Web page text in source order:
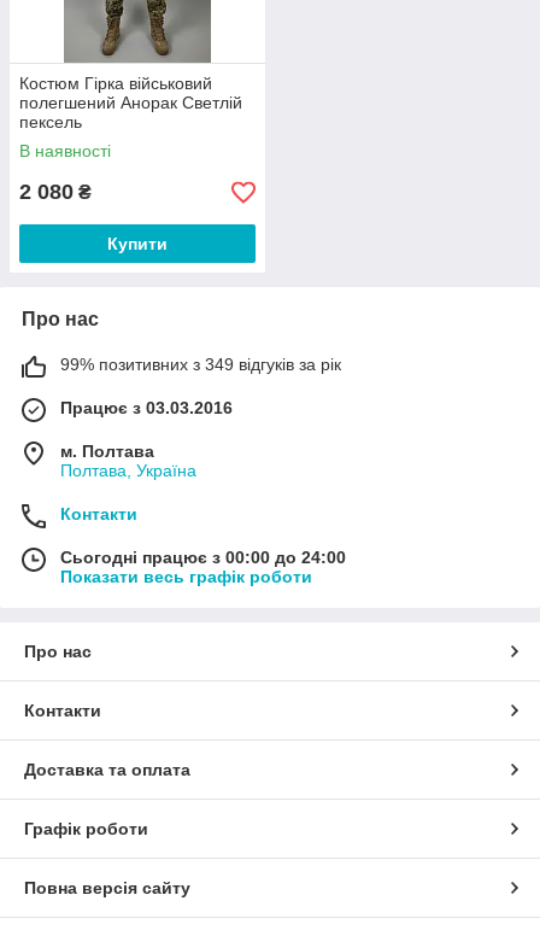
Костюм Гірка військовий
полегшений Анорак Светлій
пексель
В наявності
2 080 ₴
Купити
Про нас
99% позитивних з 349 відгуків за рік
Працює з 03.03.2016
м. Полтава
Полтава, Україна
Контакти
Сьогодні працює з 00:00 до 24:00
Показати весь графік роботи
Про нас
Контакти
Доставка та оплата
Графік роботи
Повна версія сайту